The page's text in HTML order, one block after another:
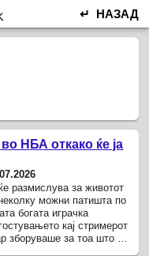
↵ НАЗАД
НБА откако ќе ја
размислува за животот
можни патишта по
богата играчка
кај стримерот
зборуваше за тоа што би